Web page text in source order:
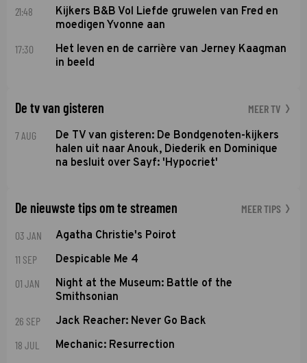
21:48
Kijkers B&B Vol Liefde gruwelen van Fred en
moedigen Yvonne aan
17:30
Het leven en de carrière van Jerney Kaagman
in beeld
De tv van gisteren MEER TV
7 AUG
De TV van gisteren: De Bondgenoten-kijkers
halen uit naar Anouk, Diederik en Dominique
na besluit over Sayf: 'Hypocriet'
De nieuwste tips om te streamen MEER TIPS
03 JAN Agatha Christie's Poirot
11 SEP Despicable Me 4
01 JAN
Night at the Museum: Battle of the
Smithsonian
26 SEP Jack Reacher: Never Go Back
18 JUL Mechanic: Resurrection